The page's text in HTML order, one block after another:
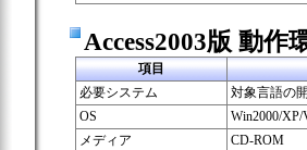
Access2003版 動作
項目
必要システム
対象言語の
OS
Win2000/XP/
メディア
CD-ROM